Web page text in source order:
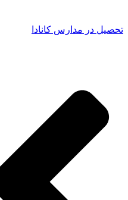
تحصیل در مدارس کانادا